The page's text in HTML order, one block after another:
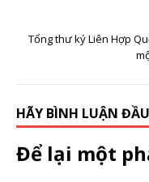
Tổng thư ký Liên Hợp
HÃY BÌNH LUẬN
Để lại một